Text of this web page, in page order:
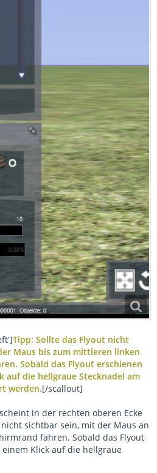
Tipp: Sollte das Flyout nicht
Maus bis zum mittleren linken
Sobald das Flyout erschienen
auf die hellgraue Stecknadel am
werden.[/scallout]
in der rechten oberen Ecke
sichtbar sein, mit der Maus an
fahren. Sobald das Flyout
Klick auf die hellgraue